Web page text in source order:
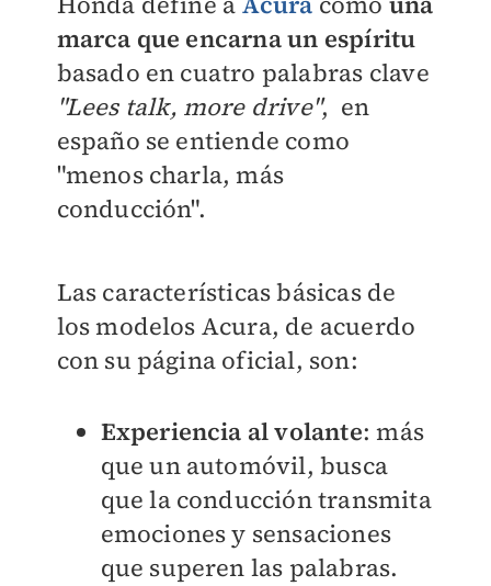
marca que encarna un espíritu
basado en cuatro palabras clave
"Lees talk, more drive", en
españo se entiende como
"menos charla, más
conducción".
Las características básicas de
los modelos Acura, de acuerdo
con su página oficial, son:
Experiencia al volante: más
que un automóvil, busca
que la conducción transmita
emociones y sensaciones
que superen las palabras.